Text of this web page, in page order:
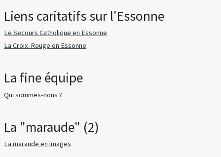
Liens caritatifs sur l'Essonne
Le Secours Catholique en Essonne
La Croix-Rouge en Essonne
La fine équipe
Qui sommes-nous ?
La "maraude" (2)
La maraude en images